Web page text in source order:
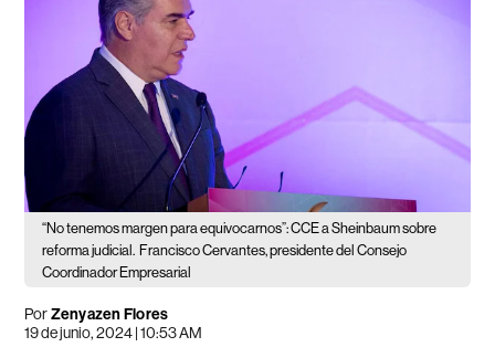
“No tenemos margen para equivocarnos”: CCE a Sheinbaum sobre
reforma judicial. Francisco Cervantes, presidente del Consejo
Coordinador Empresarial
PorZenyazen Flores
19 de junio, 2024 | 10:53 AM